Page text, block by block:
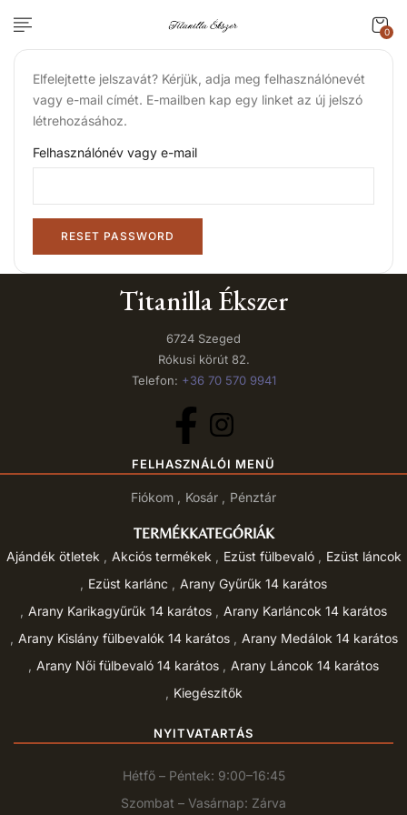
0
Elfelejtette jelszavát? Kérjük, adja meg felhasználónevét
vagy e-mail címét. E-mailben kap egy linket az új jelszó
létrehozásához.
Felhasználónév vagy e-mail
RESET PASSWORD
Titanilla Ékszer
6724 Szeged
Rókusi körút 82.
Telefon: +36 70 570 9941
FELHASZNÁLÓI MENÜ
Fiókom Kosár Pénztár
TERMÉKKATEGÓRIÁK
Ajándék ötletek Akciós termékek Ezüst fülbevaló
Ezüst láncok
Ezüst karlánc
Arany Gyűrűk 14 karátos
Arany Karikagyűrűk 14 karátos
Arany Karláncok 14 karátos
Arany Kislány fülbevalók 14 karátos
Arany Medálok 14 karátos
Arany Női fülbevaló 14 karátos
Arany Láncok 14 karátos
Kiegészítők
NYITVATARTÁS
Hétfő – Péntek: 9:00–16:45
Szombat – Vasárnap: Zárva